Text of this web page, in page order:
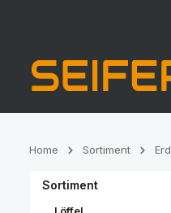
Home Sortiment
Sortiment